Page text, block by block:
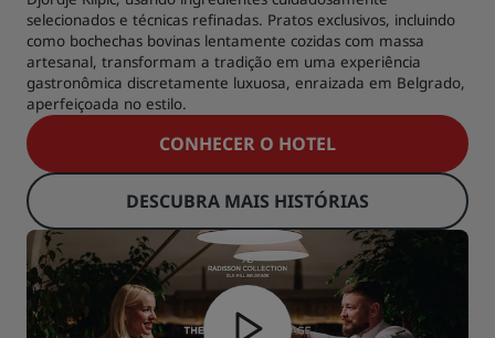
selecionados e técnicas refinadas. Pratos exclusivos, incluindo
como bochechas bovinas lentamente cozidas com massa
artesanal, transformam a tradição em uma experiência
gastronômica discretamente luxuosa, enraizada em Belgrado,
aperfeiçoada no estilo.
CONHECER O HOTEL
DESCUBRA MAIS HISTÓRIAS